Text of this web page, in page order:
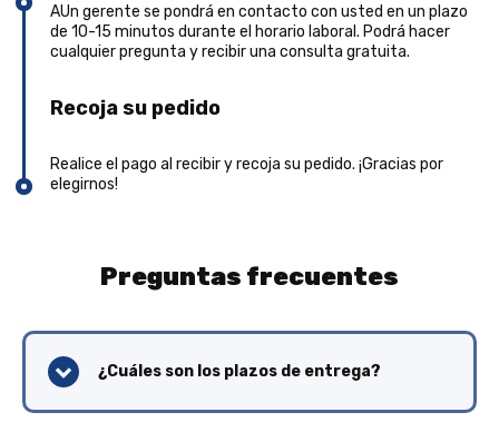
AUn gerente se pondrá en contacto con usted en un plazo
de 10-15 minutos durante el horario laboral. Podrá hacer
cualquier pregunta y recibir una consulta gratuita.
Recoja su pedido
Realice el pago al recibir y recoja su pedido. ¡Gracias por
elegirnos!
Preguntas frecuentes
¿Cuáles son los plazos de entrega?